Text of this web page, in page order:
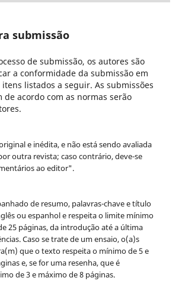
submissão
de submissão, os autores são
a conformidade da submissão em
itens listados a seguir. As submissões
de acordo com as normas serão
e inédita, e não está sendo avaliada
outra revista; caso contrário, deve-se
ao editor".
de resumo, palavras-chave e título
ou espanhol e respeita o limite mínimo
25 páginas, da introdução até a última
Caso se trate de um ensaio, o(a)s
que o texto respeita o mínimo de 5 e
e, se for uma resenha, que é
de 3 e máximo de 8 páginas.